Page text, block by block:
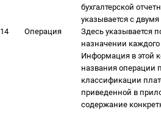
бухгалтерской
указывается с
14
Операция
Здесь указывается
назначении
Информация в этой
названия операции
классификации
приведенной в
содержание